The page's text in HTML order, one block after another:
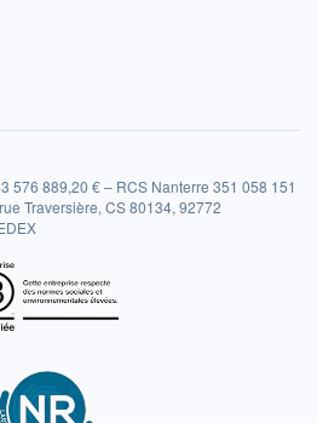
576 889,20 € – RCS Nanterre 351 058 151
Traversière, CS 80134, 92772